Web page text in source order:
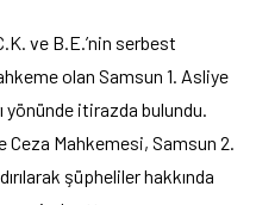
ve B.E.’nin serbest
olan Samsun 1. Asliye
yönünde itirazda bulundu.
Ceza Mahkemesi, Samsun 2.
şüpheliler hakkında